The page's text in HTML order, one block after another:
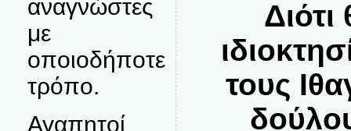
αναγνώστες
με
οποιοδήποτε
τρόπο.
Αγαπητοί
τους